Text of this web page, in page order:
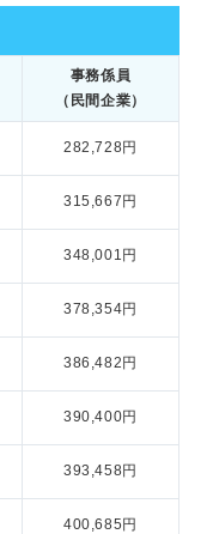
事務係員
（民間企業）
282,728円
315,667円
348,001円
378,354円
386,482円
390,400円
393,458円
400,685円